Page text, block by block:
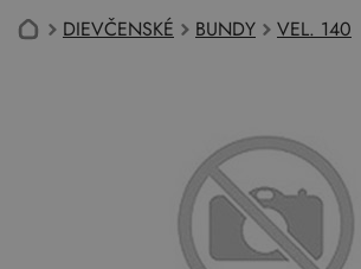
DIEVČENSKÉ BUNDY VEL. 140